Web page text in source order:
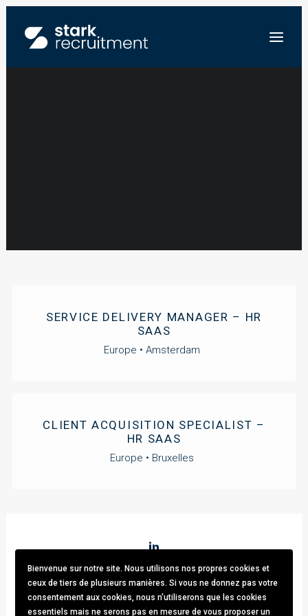
SERVICE DELIVERY MANAGER – HR
SAAS
Europe • Amsterdam
CLIENT ACQUISITION SPECIALIST –
HR SAAS
Europe • Bruxelles
Stark & Partners/ Tel:+32 (0)470.33.92.82/info@stark-
recruitment.com
Avenue brugmann 63, 1190 Forest / TVA: BE0781.342.423 /
Bienvenue sur notre site. Nous utilisons nos propres cookies et
ceux de tiers de plusieurs manières. Si vous ne donnez pas votre
consentement aux cookies, nous n'utiliserons que les cookies
essentiels mais ne serons pas en mesure de vous proposer un